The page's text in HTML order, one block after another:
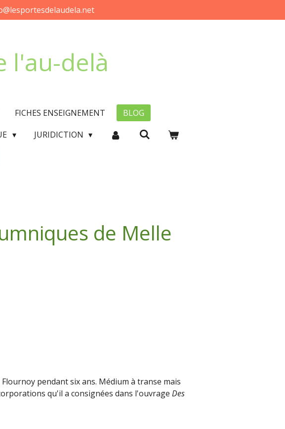
l'au-delà
FICHES ENSEIGNEMENT
BLOG
JURIDICTION
de Melle
pendant six ans. Médium à transe mais
qu'il a consignées dans l'ouvrage Des